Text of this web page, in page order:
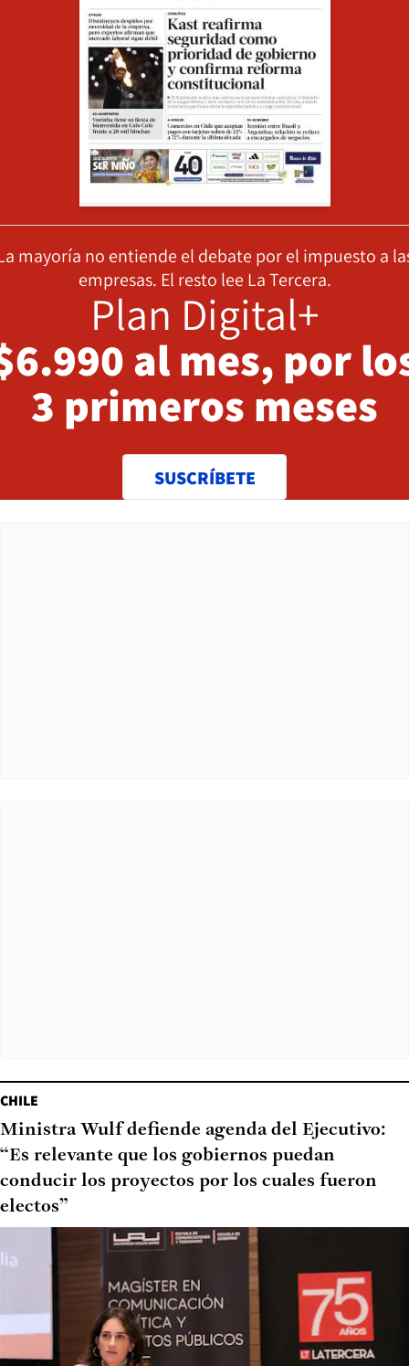
mayoría no entiende el debate por el impuesto a
empresas. El resto lee La Tercera.
Plan Digital+
al mes, por
3 primeros meses
SUSCRÍBETE
CHILE
Ministra Wulf defiende agenda del Ejecutivo:
“Es relevante que los gobiernos puedan
conducir los proyectos por los cuales fueron
electos”